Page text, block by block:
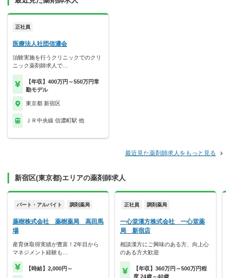
正社員
医療法人社団信濃会
治験実施を行うクリニックでのクリ
ニック薬剤師求人で…
【年収】400万円～550万円常
勤モデル
東京都 新宿区
ＪＲ中央線 信濃町駅 他
最近見た薬剤師求人をもっと見る
新宿区(東京都)エリアの薬剤師求人
パート・アルバイト 調剤薬局
薬樹株式会社 薬樹薬局 高田馬
場
産育休取得実績が豊富！2年目から
マネジメント経験も…
【時給】2,000円～
正社員 調剤薬局
一心堂漢方株式会社 一心堂薬
局 新宿店
相談漢方にご興味のある方、向上心
のある方大歓迎
【年収】360万円～500万円程
度 24歳～40歳